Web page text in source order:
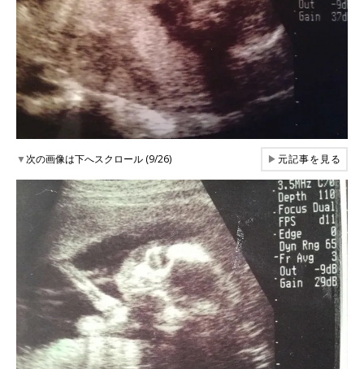
▼次の画像は下へスクロール (9/26) ▶元記事を見る